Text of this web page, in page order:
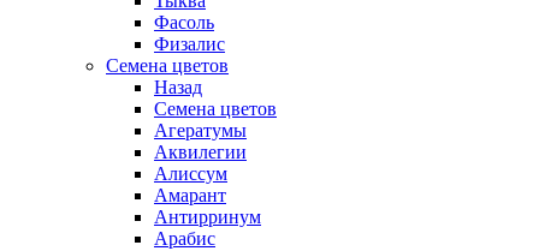
Фасоль
Физалис
Семена цветов
Назад
Семена цветов
Агератумы
Аквилегии
Алиссум
Амарант
Антирринум
Арабис